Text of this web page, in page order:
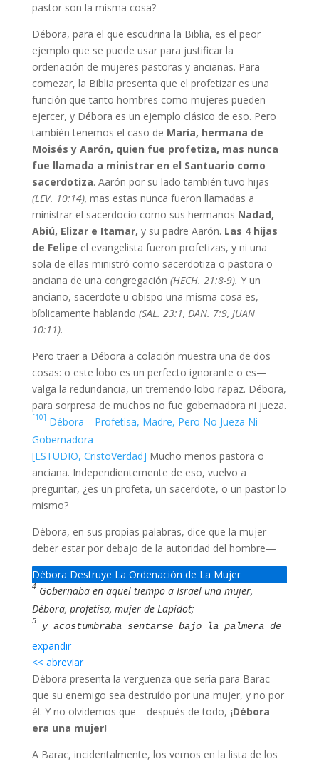
pastor son la misma cosa?—
Débora, para el que escudriña la Biblia, es el peor
ejemplo que se puede usar para justificar la
ordenación de mujeres pastoras y ancianas. Para
comezar, la Biblia presenta que el profetizar es una
función que tanto hombres como mujeres pueden
ejercer, y Débora es un ejemplo clásico de eso. Pero
también tenemos el caso de María, hermana de
Moisés y Aarón, quien fue profetiza, mas nunca
fue llamada a ministrar en el Santuario como
sacerdotiza. Aarón por su lado también tuvo hijas
(LEV. 10:14), mas estas nunca fueron llamadas a
ministrar el sacerdocio como sus hermanos Nadad,
Abiú, Elizar e Itamar, y su padre Aarón. Las 4 hijas
de Felipe el evangelista fueron profetizas, y ni una
sola de ellas ministró como sacerdotiza o pastora o
anciana de una congregación (HECH. 21:8-9). Y un
anciano, sacerdote u obispo una misma cosa es,
bíblicamente hablando (SAL. 23:1, DAN. 7:9, JUAN
10:11).
Pero traer a Débora a colación muestra una de dos
cosas: o este lobo es un perfecto ignorante o es—
valga la redundancia, un tremendo lobo rapaz. Débora,
para sorpresa de muchos no fue gobernadora ni jueza.
[10] Débora—Profetisa, Madre, Pero No Jueza Ni
Gobernadora
[ESTUDIO, CristoVerdad] Mucho menos pastora o
anciana. Independientemente de eso, vuelvo a
preguntar, ¿es un profeta, un sacerdote, o un pastor lo
mismo?
Débora, en sus propias palabras, dice que la mujer
deber estar por debajo de la autoridad del hombre—
Débora Destruye La Ordenación de La Mujer
4Gobernaba en aquel tiempo a Israel una mujer,
Débora, profetisa, mujer de Lapidot;
5
y acostumbraba sentarse bajo la palmera de
Débora, entre Ramá y Bet-el, en el monte de
Efraín; y los hijos de Israel subían a ella
a juicio.
6Y ella envió a llamar a Barac hijo de
Abinoam, de Cedes de Neftalí, y le dijo: ¿No
te ha mandado Jehová Dios de Israel,
diciendo: Ve, junta a tu gente en el monte
expandir
<< abreviar
Débora presenta la verguenza que sería para Barac
que su enemigo sea destruído por una mujer, y no por
él. Y no olvidemos que—después de todo, ¡Débora
era una mujer!
A Barac, incidentalmente, los vemos en la lista de los